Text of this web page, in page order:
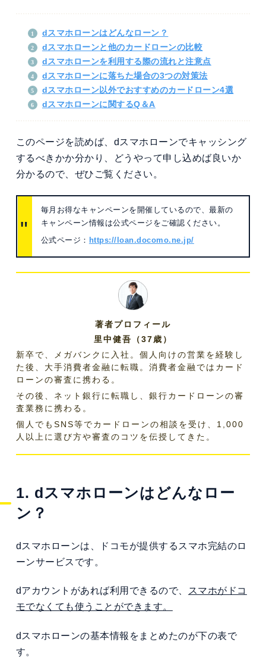
dスマホローンはどんなローン？
dスマホローンと他のカードローンの比較
dスマホローンを利用する際の流れと注意点
dスマホローンに落ちた場合の3つの対策法
dスマホローン以外でおすすめのカードローン4選
dスマホローンに関するQ＆A
このページを読めば、dスマホローンでキャッシング
するべきかか分かり、どうやって申し込めば良いか
分かるので、ぜひご覧ください。
毎月お得なキャンペーンを開催しているので、最新の
キャンペーン情報は公式ページをご確認ください。
公式ページ： https://loan.docomo.ne.jp/
著者プロフィール
里中健吾（37歳）
新卒で、メガバンクに入社。個人向けの営業を経験し
た後、大手消費者金融に転職。消費者金融ではカード
ローンの審査に携わる。
その後、ネット銀行に転職し、銀行カードローンの審
査業務に携わる。
個人でもSNS等でカードローンの相談を受け、1,000
人以上に選び方や審査のコツを伝授してきた。
1. dスマホローンはどんなロー
ン？
dスマホローンは、ドコモが提供するスマホ完結のロ
ーンサービスです。
dアカウントがあれば利用できるので、
スマホがドコ
モでなくても使うことができます。
dスマホローンの基本情報をまとめたのが下の表で
す。